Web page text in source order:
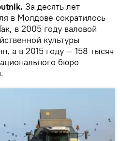
За десять лет
в Молдове сократилось
в 2005 году валовой
культуры
а в 2015 году — 158 тысяч
бюро